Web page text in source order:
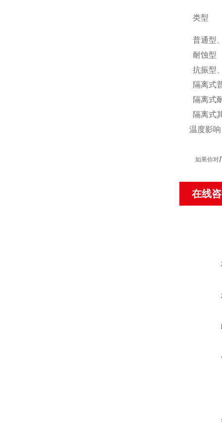
类型
普通型
耐蚀型
抗振型
隔离式
隔离式
隔离式
温度影
如果你对
在线